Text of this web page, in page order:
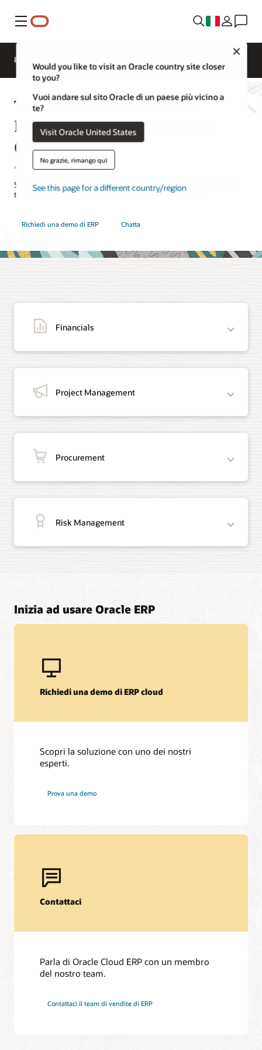
Menu
Would you like to visit an Oracle country site closer
to you?
Vuoi andare sul sito Oracle di un paese più vicino a
te?
Visit Oracle United States
No grazie, rimango qui
See this page for a different country/region
Panoramica
Tour delle soluzioni Oracle
Enterprise Resource Planning
(ERP)
Scopri come usare ogni giorno le nostre soluzioni grazie a questi
tour che ne mostrano caratteristiche e i vantaggi chiave.
Richiedi una demo di ERP Chatta
Financials
Project Management
Procurement
Risk Management
Inizia ad usare Oracle ERP
Richiedi una demo di ERP cloud
Scopri la soluzione con uno dei nostri
esperti.
Prova una demo
Contattaci
Parla di Oracle Cloud ERP con un membro
del nostro team.
Contattaci il team di vendite di ERP